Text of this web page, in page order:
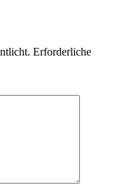
Erforderliche